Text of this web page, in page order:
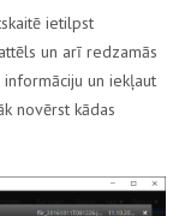
ietilpst
un arī redzamās
un iekļaut
novērst kādas